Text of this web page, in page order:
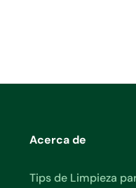
Acerca de
Tips de Limpieza